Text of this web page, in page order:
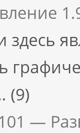
здесь
(9)
—